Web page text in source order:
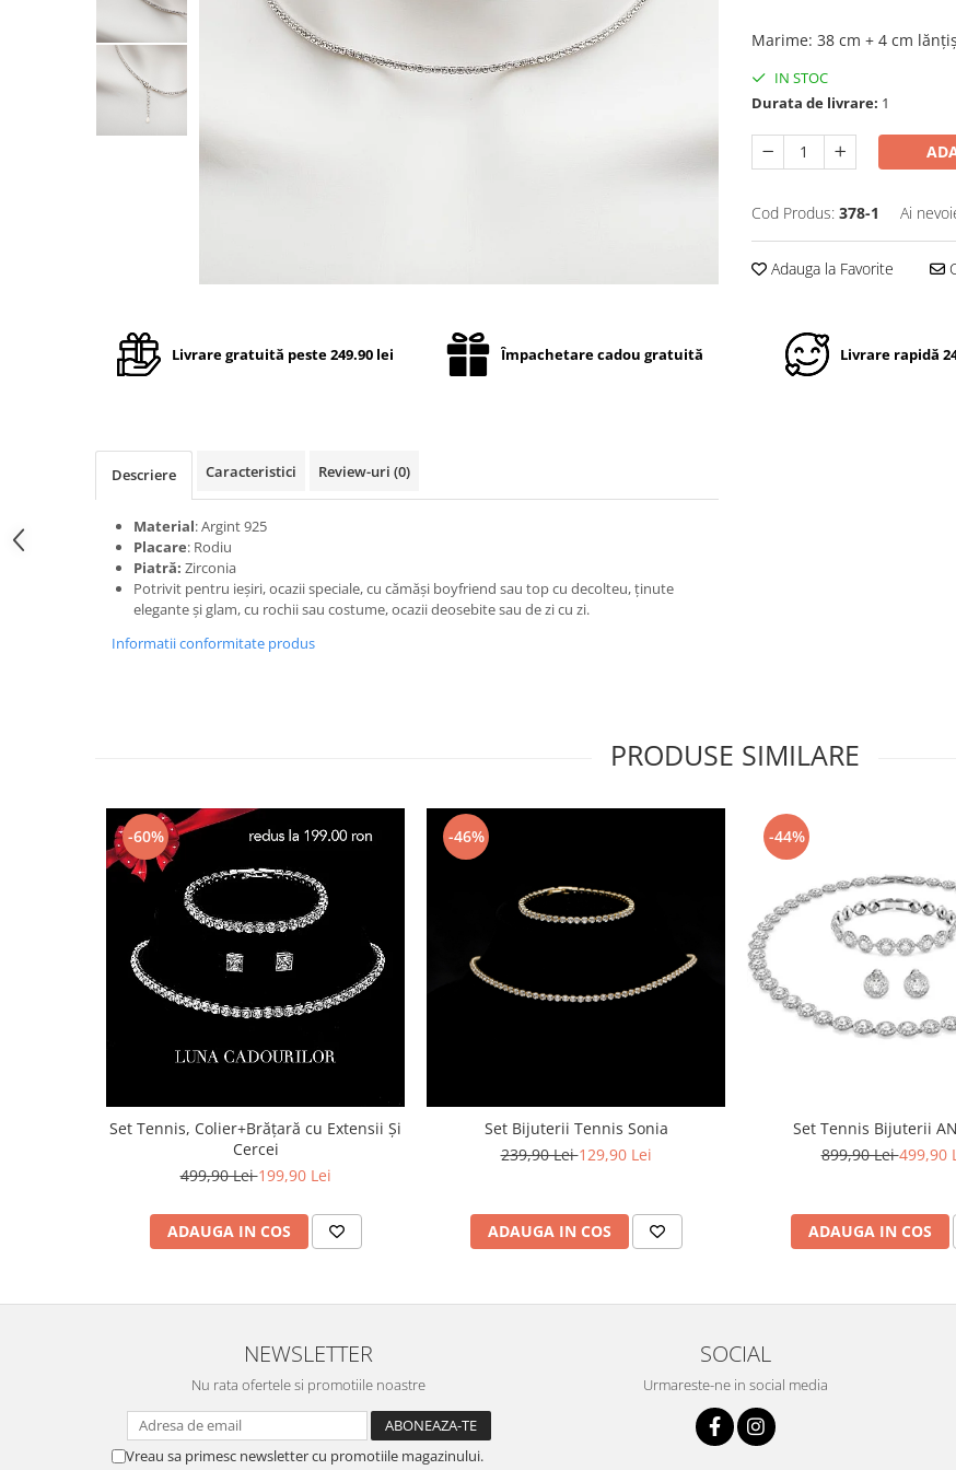
Marime: 38 cm + 4 cm
IN STOC
Durata de livrare: 1
Cod Produs: 378-1 Ai
Adauga la Favorite
Livrare gratuită peste 249.90 lei Împachetare cadou gratuită Livrare rapidă
Descriere Caracteristici Review-uri (0)
Material: Argint 925
Placare: Rodiu
Piatră: Zirconia
Potrivit pentru ieșiri, ocazii speciale, cu cămăși boyfriend sau top cu decolteu, ținute
elegante și glam, cu rochii sau costume, ocazii deosebite sau de zi cu zi.
Informatii conformitate produs
PRODUSE SIMILARE
-60%
Set Tennis, Colier+Brățară cu Extensii Și
Cercei
499,90 Lei199,90 Lei
ADAUGA IN COS
-46%
Set Bijuterii Tennis Sonia
239,90 Lei129,90 Lei
ADAUGA IN COS
-44%
Set Tennis Bijuterii
899,90 Lei499,90
ADAUGA IN COS
NEWSLETTER
Nu rata ofertele si promotiile noastre
Vreau sa primesc newsletter cu promotiile magazinului.
SOCIAL
Urmareste-ne in social media